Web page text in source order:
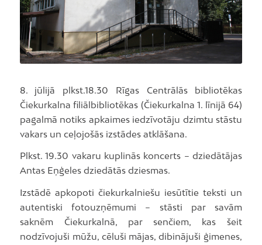
8. jūlijā plkst.18.30 Rīgas Centrālās bibliotēkas
Čiekurkalna filiālbibliotēkas (Čiekurkalna 1. līnijā 64)
pagalmā notiks apkaimes iedzīvotāju dzimtu stāstu
vakars un ceļojošās izstādes atklāšana.
Plkst. 19.30 vakaru kuplinās koncerts – dziedātājas
Antas Eņģeles dziedātās dziesmas.
Izstādē apkopoti čiekurkalniešu iesūtītie teksti un
autentiski fotouzņēmumi – stāsti par savām
saknēm Čiekurkalnā, par senčiem, kas šeit
nodzīvojuši mūžu, cēluši mājas, dibinājuši ģimenes,